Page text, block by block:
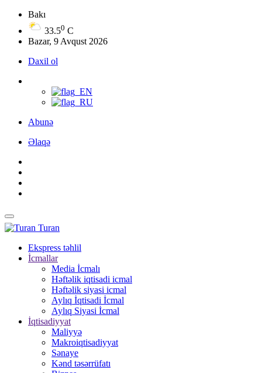
Bakı
33.50 C
Bazar, 9 Avqust 2026
Daxil ol
Abunə
Əlaqə
Turan
Ekspress təhlil
İcmallar
Media İcmalı
Həftəlik iqtisadi icmal
Həftəlik siyasi icmal
Aylıq İqtisadi İcmal
Aylıq Siyasi İcmal
İqtisadiyyat
Maliyyə
Makroiqtisadiyyat
Sənaye
Kənd təsərrüfatı